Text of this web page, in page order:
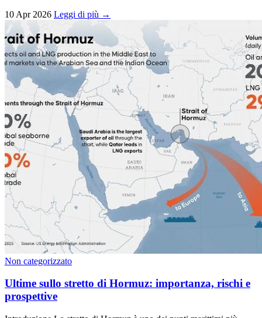
10 Apr 2026 Leggi di più →
Non categorizzato
Ultime sullo stretto di Hormuz: importanza, rischi e
prospettive